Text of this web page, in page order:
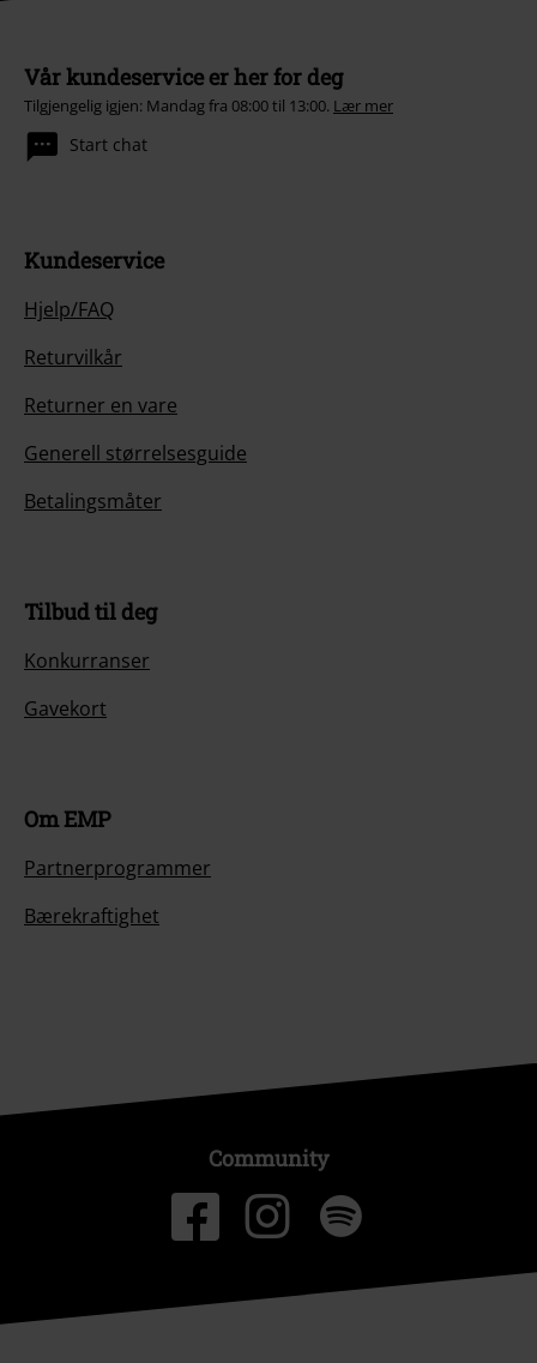
Vår kundeservice er her for deg
Tilgjengelig igjen: Mandag fra 08:00 til 13:00. Lær mer
Start chat
Kundeservice
Hjelp/FAQ
Returvilkår
Returner en vare
Generell størrelsesguide
Betalingsmåter
Tilbud til deg
Konkurranser
Gavekort
Om EMP
Partnerprogrammer
Bærekraftighet
Community